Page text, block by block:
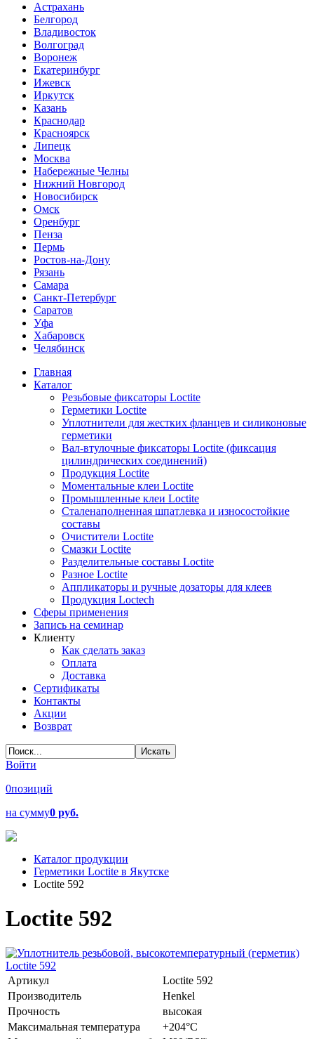
Астрахань
Белгород
Владивосток
Волгоград
Воронеж
Екатеринбург
Ижевск
Иркутск
Казань
Краснодар
Красноярск
Липецк
Москва
Набережные Челны
Нижний Новгород
Новосибирск
Омск
Оренбург
Пенза
Пермь
Ростов-на-Дону
Рязань
Самара
Санкт-Петербург
Саратов
Уфа
Хабаровск
Челябинск
Главная
Каталог
Резьбовые фиксаторы Loctite
Герметики Loctite
Уплотнители для жестких фланцев и силиконовые
герметики
Вал-втулочные фиксаторы Loctite (фиксация
цилиндрических соединений)
Продукция Loctite
Моментальные клеи Loctite
Промышленные клеи Loctite
Сталенаполненная шпатлевка и износостойкие
составы
Очистители Loctite
Смазки Loctite
Разделительные составы Loctite
Разное Loctite
Аппликаторы и ручные дозаторы для клеев
Продукция Loctech
Сферы применения
Запись на семинар
Клиенту
Как сделать заказ
Оплата
Доставка
Сертификаты
Контакты
Акции
Возврат
Войти
0позиций
на сумму0 руб.
Каталог продукции
Герметики Loctite в Якутске
Loctite 592
Loctite 592
Артикул
Loctite 592
Производитель
Henkel
Прочность
высокая
Максимальная температура
+204°C